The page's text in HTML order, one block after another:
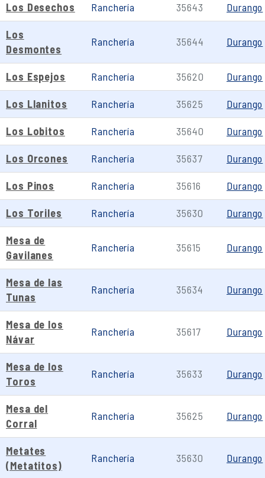
Los Desechos Ranchería 35643 Durango
Los
Desmontes
Ranchería 35644 Durango
Los Espejos Ranchería 35620 Durango
Los Llanitos Ranchería 35625 Durango
Los Lobitos Ranchería 35640 Durango
Los Orcones Ranchería 35637 Durango
Los Pinos Ranchería 35616 Durango
Los Toriles Ranchería 35630 Durango
Mesa de
Gavilanes
Ranchería 35615 Durango
Mesa de las
Tunas
Ranchería 35634 Durango
Mesa de los
Návar
Ranchería 35617 Durango
Mesa de los
Toros
Ranchería 35633 Durango
Mesa del
Corral
Ranchería 35625 Durango
Metates
(Metatitos)
Ranchería 35630 Durango